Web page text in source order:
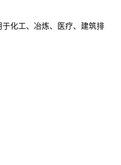
化工、冶炼、医疗、建筑排